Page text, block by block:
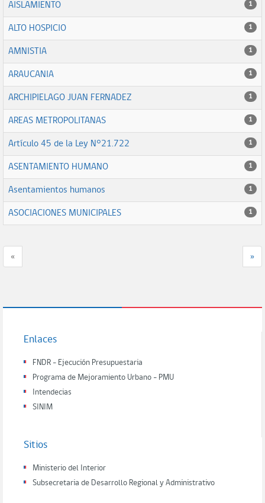
AISLAMIENTO 1
ALTO HOSPICIO 1
AMNISTIA 1
ARAUCANIA 1
ARCHIPIELAGO JUAN FERNADEZ 1
AREAS METROPOLITANAS 1
Artículo 45 de la Ley N°21.722 1
ASENTAMIENTO HUMANO 1
Asentamientos humanos 1
ASOCIACIONES MUNICIPALES 1
« »
Enlaces
FNDR - Ejecución Presupuestaria
Programa de Mejoramiento Urbano - PMU
Intendecias
SINIM
Sitios
Ministerio del Interior
Subsecretaria de Desarrollo Regional y Administrativo